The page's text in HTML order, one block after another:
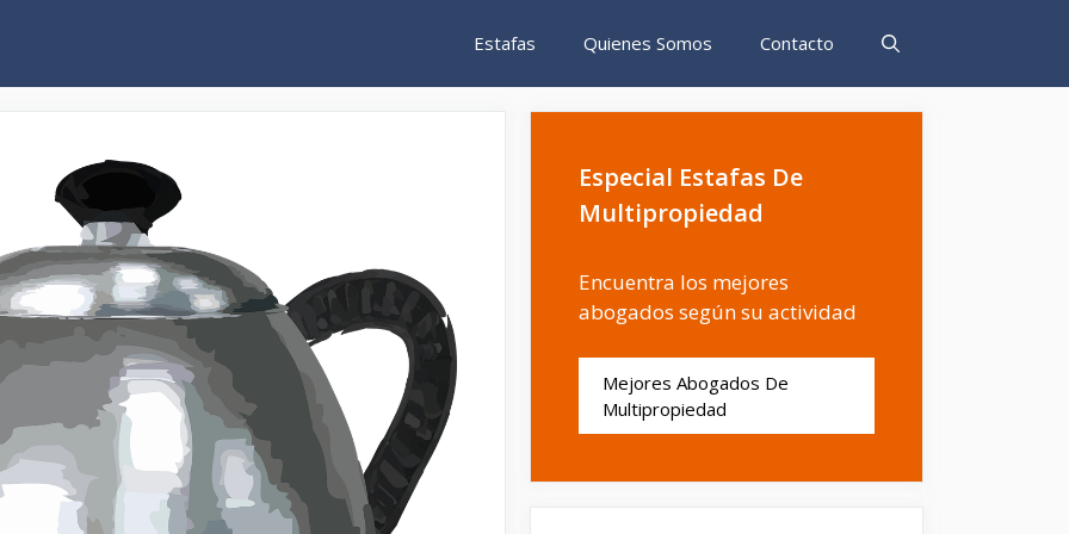
Estafas Quienes Somos Contacto
Especial Estafas De
Multipropiedad
Encuentra los mejores
abogados según su actividad
Mejores Abogados De
Multipropiedad